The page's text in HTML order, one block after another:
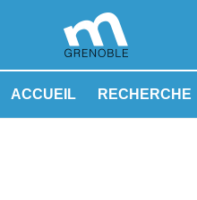
ACCUEIL RECHERCHE